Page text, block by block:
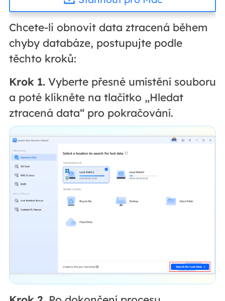
Chcete-li obnovit data ztracená během
chyby databáze, postupujte podle
těchto kroků:
Krok 1.Vyberte přesné umístění souboru
a poté klikněte na tlačítko „Hledat
ztracená data“ pro pokračování.